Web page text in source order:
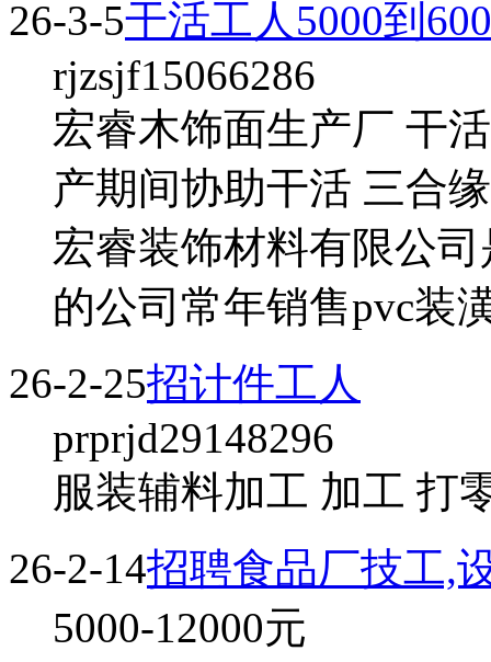
26-3-5干活工人5000到
rjzsjf15066286
宏睿木饰面生产厂 干
产期间协助干活 三合
宏睿装饰材料有限公
的公司常年销售pvc装
26-2-25招计件工人
prprjd29148296
服装辅料加工 加工 打
26-2-14招聘食品厂技工,
5000-12000元